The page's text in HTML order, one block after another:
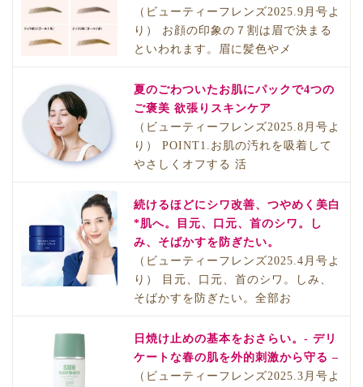
（ビューティーフレンズ2025.9月号よ
り） お顔の印象の７割は眉で決まる
といわれます。眉に髪色やメ
夏のごわついたお肌にパックで4つの
ご褒美 欲張りスキンケア
（ビューティーフレンズ2025.8月号よ
り） POINT1.お肌の汚れを吸着して
やさしくオフする 活
続けるほどにシワ改善、つやめく美白
*肌へ。目元、口元、首のシワ。し
み、そばかすを防ぎたい。
（ビューティーフレンズ2025.4月号よ
り） 目元、口元、首のシワ。しみ、
そばかすを防ぎたい。全部お
日焼け止めの基本をおさらい。- デリ
ケートな春の肌を外的刺激から守る –
（ビューティーフレンズ2025.3月号よ